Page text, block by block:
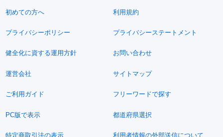
初めての方へ 利用規約
プライバシーポリシー プライバシーステートメント
健全化に資する運用方針 お問い合わせ
運営会社 サイトマップ
ご利用ガイド フリーワードで探す
PC版で表示 都道府県選択
特定商取引法の表示 利用者情報の外部送信について